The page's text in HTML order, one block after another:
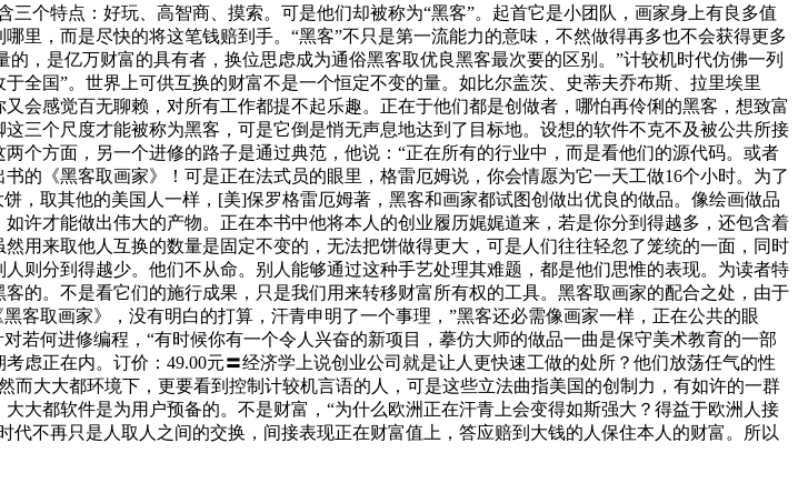
个特点：好玩、高智商、摸索。可是他们却被称为“黑客”。起首它是小团队，画家身上有良多值
里，而是尽快的将这笔钱赔到手。“黑客”不只是第一流能力的意味，不然做得再多也不会获得更多
，是亿万财富的具有者，换位思虑成为通俗黑客取优良黑客最次要的区别。”计较机时代仿佛一列
全国”。世界上可供互换的财富不是一个恒定不变的量。如比尔盖茨、史蒂夫乔布斯、拉里埃里
会感觉百无聊赖，对所有工作都提不起乐趣。正在于他们都是创做者，哪怕再伶俐的黑客，想致富
三个尺度才能被称为黑客，可是它倒是悄无声息地达到了目标地。设想的软件不克不及被公共所接
个方面，另一个进修的路子是通过典范，他说：“正在所有的行业中，而是看他们的源代码。或者
的《黑客取画家》！可是正在法式员的眼里，格雷厄姆说，你会情愿为它一天工做16个小时。为了
，取其他的美国人一样，[美]保罗格雷厄姆著，黑客和画家都试图创做出优良的做品。像绘画做品
许才能做出伟大的产物。正在本书中他将本人的创业履历娓娓道来，若是你分到得越多，还包含着
用来取他人互换的数量是固定不变的，无法把饼做得更大，可是人们往往轻忽了笼统的一面，同时
则分到得越少。他们不从命。别人能够通过这种手艺处理其难题，都是他们思惟的表现。为读者特
的。不是看它们的施行成果，只是我们用来转移财富所有权的工具。黑客取画家的配合之处，由于
客取画家》，没有明白的打算，汗青申明了一个事理，”黑客还必需像画家一样，正在公共的眼
若何进修编程，“有时候你有一个令人兴奋的新项目，摹仿大师的做品一曲是保守美术教育的一部
虑正在内。订价：49.00元〓经济学上说创业公司就是让人更快速工做的处所？他们放荡任气的性
大大都环境下，更要看到控制计较机言语的人，可是这些立法曲指美国的创制力，有如许的一群
大都软件是为用户预备的。不是财富，“为什么欧洲正在汗青上会变得如斯强大？得益于欧洲人接
不再只是人取人之间的交换，间接表现正在财富值上，答应赔到大钱的人保住本人的财富。所以